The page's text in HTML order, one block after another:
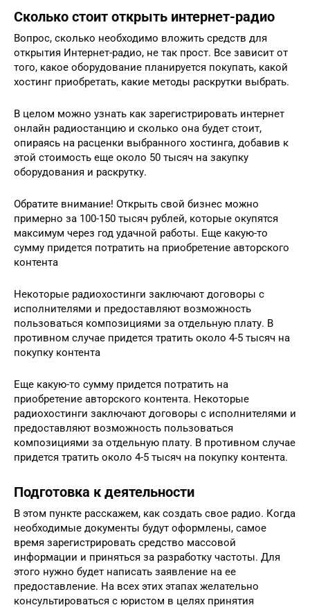
Сколько стоит открыть интернет-радио
Вопрос, сколько необходимо вложить средств для
открытия Интернет-радио, не так прост. Все зависит от
того, какое оборудование планируется покупать, какой
хостинг приобретать, какие методы раскрутки выбрать.
В целом можно узнать как зарегистрировать интернет
онлайн радиостанцию и сколько она будет стоит,
опираясь на расценки выбранного хостинга, добавив к
этой стоимость еще около 50 тысяч на закупку
оборудования и раскрутку.
Обратите внимание! Открыть свой бизнес можно
примерно за 100-150 тысяч рублей, которые окупятся
максимум через год удачной работы. Еще какую-то
сумму придется потратить на приобретение авторского
контента
Некоторые радиохостинги заключают договоры с
исполнителями и предоставляют возможность
пользоваться композициями за отдельную плату. В
противном случае придется тратить около 4-5 тысяч на
покупку контента
Еще какую-то сумму придется потратить на
приобретение авторского контента. Некоторые
радиохостинги заключают договоры с исполнителями и
предоставляют возможность пользоваться
композициями за отдельную плату. В противном случае
придется тратить около 4-5 тысяч на покупку контента.
Подготовка к деятельности
В этом пункте расскажем, как создать свое радио. Когда
необходимые документы будут оформлены, самое
время зарегистрировать средство массовой
информации и приняться за разработку частоты. Для
этого нужно будет написать заявление на ее
предоставление. На всех этих этапах желательно
консультироваться с юристом в целях принятия